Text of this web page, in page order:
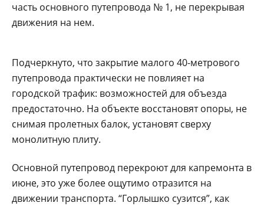
часть основного путепровода № 1, не перекрывая
движения на нем.
Подчеркнуто, что закрытие малого 40-метрового
путепровода практически не повлияет на
городской трафик: возможностей для объезда
предостаточно. На объекте восстановят опоры, не
снимая пролетных балок, установят сверху
монолитную плиту.
Основной путепровод перекроют для капремонта в
июне, это уже более ощутимо отразится на
движении транспорта. “Горлышко сузится”, как